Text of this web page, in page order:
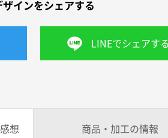
ザインをシェアする
LINEでシェアす
想 商品・加工の情報